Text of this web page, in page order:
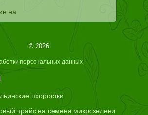
на
© 2026
персональных данных
проростки
прайс на семена микрозелени